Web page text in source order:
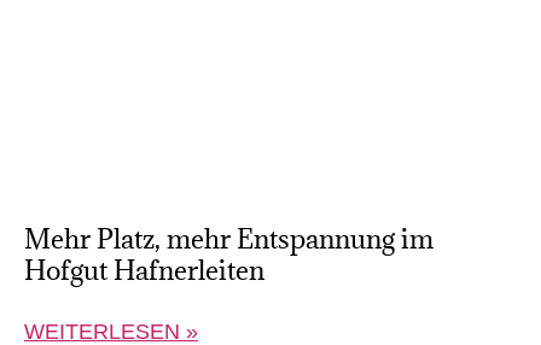
Mehr Platz, mehr Entspannung im
Hofgut Hafnerleiten
WEITERLESEN »